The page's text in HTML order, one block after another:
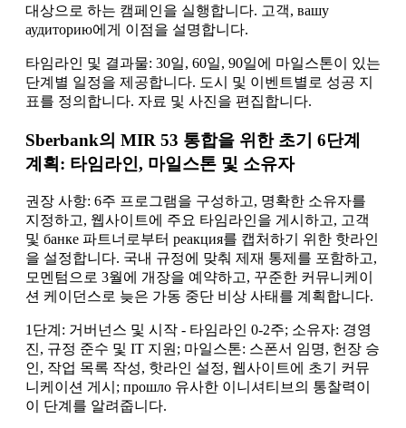
대상으로 하는 캠페인을 실행합니다. 고객, вашу
аудиторию에게 이점을 설명합니다.
타임라인 및 결과물: 30일, 60일, 90일에 마일스톤이 있는
단계별 일정을 제공합니다. 도시 및 이벤트별로 성공 지
표를 정의합니다. 자료 및 사진을 편집합니다.
Sberbank의 MIR 53 통합을 위한 초기 6단계
계획: 타임라인, 마일스톤 및 소유자
권장 사항: 6주 프로그램을 구성하고, 명확한 소유자를
지정하고, 웹사이트에 주요 타임라인을 게시하고, 고객
및 банке 파트너로부터 реакция를 캡처하기 위한 핫라인
을 설정합니다. 국내 규정에 맞춰 제재 통제를 포함하고,
모멘텀으로 3월에 개장을 예약하고, 꾸준한 커뮤니케이
션 케이던스로 늦은 가동 중단 비상 사태를 계획합니다.
1단계: 거버넌스 및 시작 - 타임라인 0-2주; 소유자: 경영
진, 규정 준수 및 IT 지원; 마일스톤: 스폰서 임명, 헌장 승
인, 작업 목록 작성, 핫라인 설정, 웹사이트에 초기 커뮤
니케이션 게시; прошло 유사한 이니셔티브의 통찰력이
이 단계를 알려줍니다.